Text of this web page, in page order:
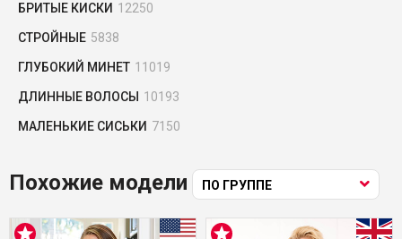
БРИТЫЕ КИСКИ 12250
СТРОЙНЫЕ 5838
ГЛУБОКИЙ МИНЕТ 11019
ДЛИННЫЕ ВОЛОСЫ 10193
МАЛЕНЬКИЕ СИСЬКИ 7150
Похожие модели ПО ГРУППЕ